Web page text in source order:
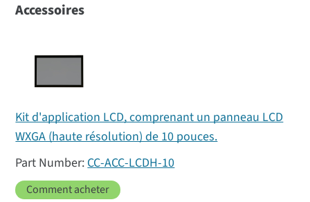
Accessoires
Kit d'application LCD, comprenant un panneau LCD
WXGA (haute résolution) de 10 pouces.
CC-ACC-LCDH-10
Comment acheter